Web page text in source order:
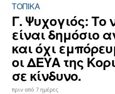
ΤΟΠΙΚΑ
Γ. Ψυχογιός: Το
είναι δημόσιο
και όχι
οι ΔΕΥΑ της
σε κίνδυνο.
πριν από 7 ημέρες